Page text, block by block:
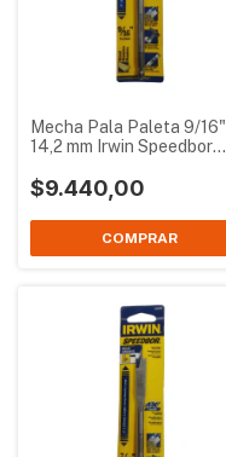
Mecha Pala Paleta 9/16"
14,2 mm Irwin Speedbor
$9.440,00